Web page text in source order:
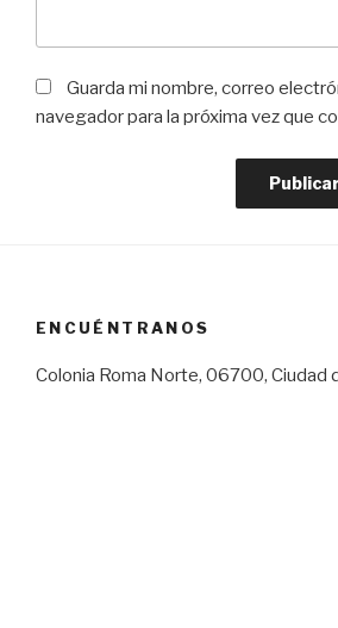
Guarda mi nombre, correo
navegador para la próxima vez que
ENCUÉNTRANOS
Colonia Roma Norte, 06700, Ciudad